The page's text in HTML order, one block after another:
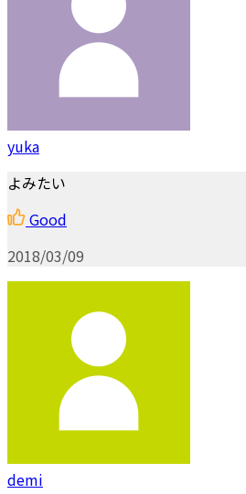
yuka
よみたい
Good
2018/03/09
demi